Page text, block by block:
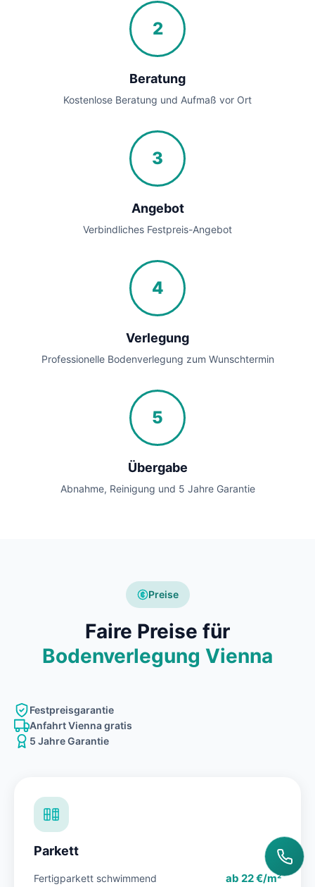
2
Beratung
Kostenlose Beratung und Aufmaß vor Ort
3
Angebot
Verbindliches Festpreis-Angebot
4
Verlegung
Professionelle Bodenverlegung zum Wunschtermin
5
Übergabe
Abnahme, Reinigung und 5 Jahre Garantie
Preise
Faire Preise für
Bodenverlegung Vienna
Festpreisgarantie
Anfahrt Vienna gratis
5 Jahre Garantie
Parkett
Fertigparkett schwimmend ab 22 €/m²